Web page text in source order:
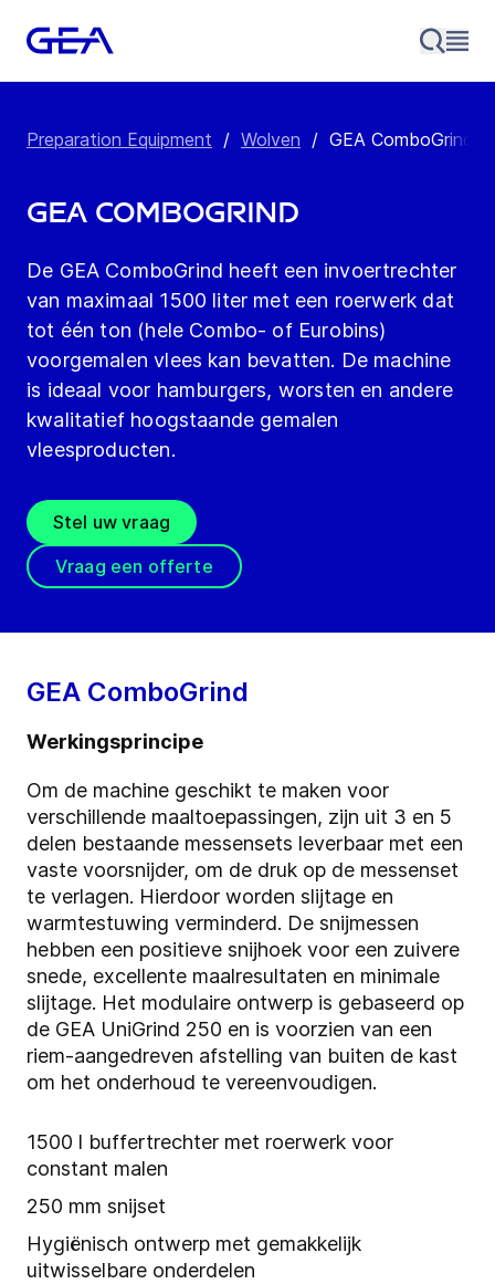
Preparation Equipment / Wolven / GEA ComboGrind
GEA ComboGrind
De GEA ComboGrind heeft een invoertrechter
van maximaal 1500 liter met een roerwerk dat
tot één ton (hele Combo- of Eurobins)
voorgemalen vlees kan bevatten. De machine
is ideaal voor hamburgers, worsten en andere
kwalitatief hoogstaande gemalen
vleesproducten.
Stel uw vraag
Vraag een offerte
GEA ComboGrind
Werkingsprincipe
Om de machine geschikt te maken voor
verschillende maaltoepassingen, zijn uit 3 en 5
delen bestaande messensets leverbaar met een
vaste voorsnijder, om de druk op de messenset
te verlagen. Hierdoor worden slijtage en
warmtestuwing verminderd. De snijmessen
hebben een positieve snijhoek voor een zuivere
snede, excellente maalresultaten en minimale
slijtage. Het modulaire ontwerp is gebaseerd op
de GEA UniGrind 250 en is voorzien van een
riem-aangedreven afstelling van buiten de kast
om het onderhoud te vereenvoudigen.
1500 l buffertrechter met roerwerk voor
constant malen
250 mm snijset
Hygiënisch ontwerp met gemakkelijk
uitwisselbare onderdelen